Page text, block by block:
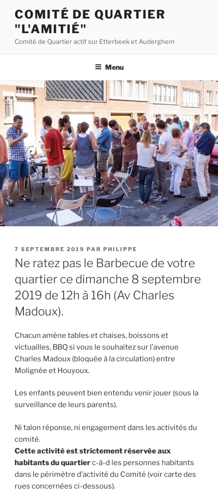
contenu
principal
COMITÉ DE QUARTIER
"L'AMITIÉ"
Comité de Quartier actif sur Etterbeek et Auderghem
Menu
PUBLIÉ
LE
7 SEPTEMBRE 2019 PAR PHILIPPE
Ne ratez pas le Barbecue de votre
quartier ce dimanche 8 septembre
2019 de 12h à 16h (Av Charles
Madoux).
Chacun amène tables et chaises, boissons et
victuailles, BBQ si vous le souhaitez sur l’avenue
Charles Madoux (bloquée à la circulation) entre
Molignée et Houyoux.
Les enfants peuvent bien entendu venir jouer (sous la
surveillance de leurs parents).
Ni talon réponse, ni engagement dans les activités du
comité.
Cette activité est strictement réservée aux
habitants du quartierc-à-d les personnes habitants
dans le périmètre d’activité du Comité (voir carte des
rues concernées ci-dessous).